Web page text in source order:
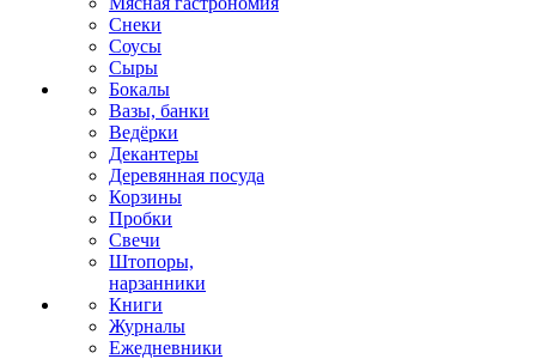
Снеки
Соусы
Сыры
Бокалы
Вазы, банки
Ведёрки
Декантеры
Деревянная посуда
Корзины
Пробки
Свечи
Штопоры,
нарзанники
Книги
Журналы
Ежедневники